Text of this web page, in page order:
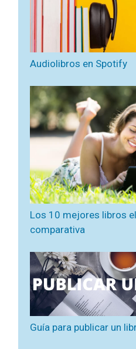
Audiolibros en Spotify
Los 10 mejores libros
comparativa
Guía para publicar un